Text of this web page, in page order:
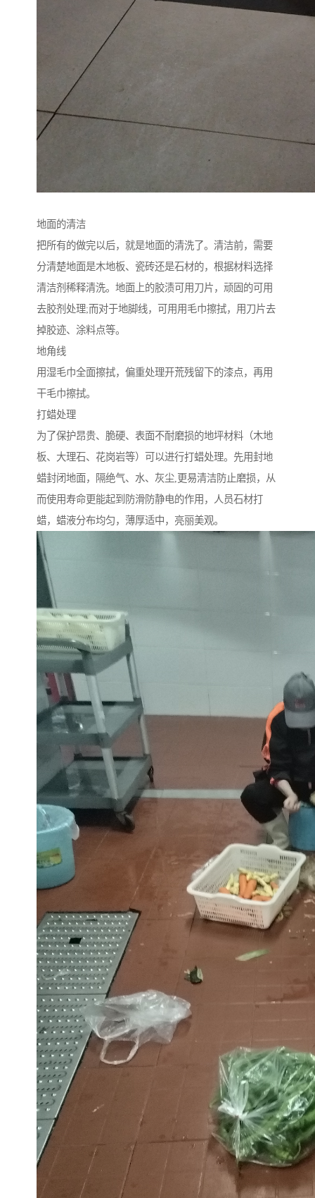
地面的清洁
把所有的做完以后，就是地面的清洗了。清洁前，需要
分清楚地面是木地板、瓷砖还是石材的，根据材料选择
清洁剂稀释清洗。地面上的胶渍可用刀片，顽固的可用
去胶剂处理;而对于地脚线，可用用毛巾擦拭，用刀片去
掉胶迹、涂料点等。
地角线
用湿毛巾全面擦拭，偏重处理开荒残留下的漆点，再用
干毛巾擦拭。
打蜡处理
为了保护昂贵、脆硬、表面不耐磨损的地坪材料（木地
板、大理石、花岗岩等）可以进行打蜡处理。先用封地
蜡封闭地面，隔绝气、水、灰尘,更易清洁防止磨损，从
而使用寿命更能起到防滑防静电的作用，人员石材打
蜡，蜡液分布均匀，薄厚适中，亮丽美观。